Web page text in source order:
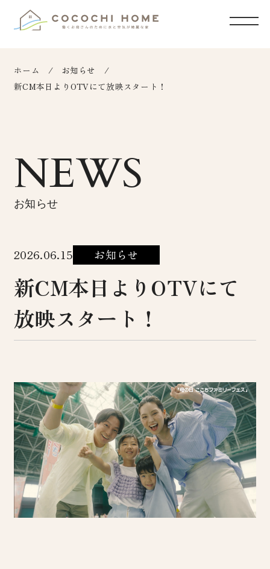
ホーム
お知らせ
新CM本日よりOTVにて放映スタート！
NEWS
お知らせ
2026.06.15 お知らせ
新CM本日よりOTVにて
放映スタート！